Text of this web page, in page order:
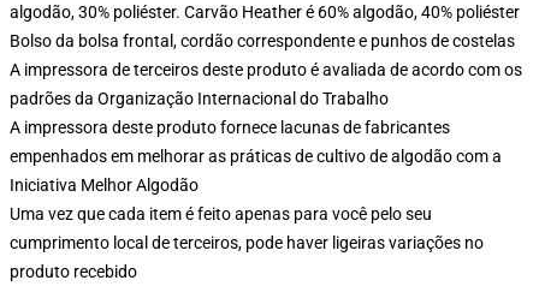
algodão, 30% poliéster. Carvão Heather é 60% algodão, 40% poliéster
Bolso da bolsa frontal, cordão correspondente e punhos de costelas
A impressora de terceiros deste produto é avaliada de acordo com os
padrões da Organização Internacional do Trabalho
A impressora deste produto fornece lacunas de fabricantes
empenhados em melhorar as práticas de cultivo de algodão com a
Iniciativa Melhor Algodão
Uma vez que cada item é feito apenas para você pelo seu
cumprimento local de terceiros, pode haver ligeiras variações no
produto recebido